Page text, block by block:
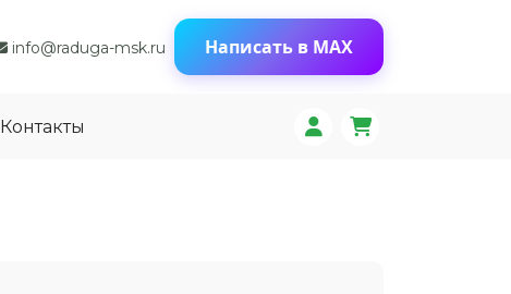
info@raduga-msk.ru Написать в MAX
Контакты